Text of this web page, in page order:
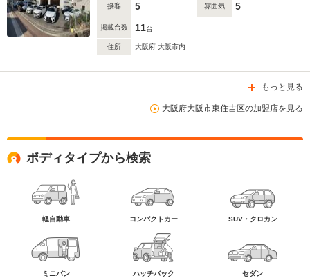
接客 5 雰囲気 5
掲載台数 11台
住所 大阪府 大阪市内
もっと見る
大阪府大阪市東住吉区の加盟店を見る
ボディタイプから検索
軽自動車 コンパクトカー SUV・クロカン
ミニバン ハッチバック セダン